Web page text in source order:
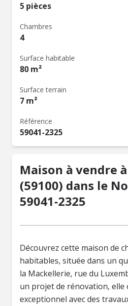
5 pièces
Chambres
4
Surface habitable
80 m²
Surface terrain
7 m²
Référence
59041-2325
Maison à vendre
(59100) dans le
59041-2325
Découvrez cette maison de
habitables, située dans un
la Mackellerie, rue du
un projet de rénovation,
exceptionnel avec des